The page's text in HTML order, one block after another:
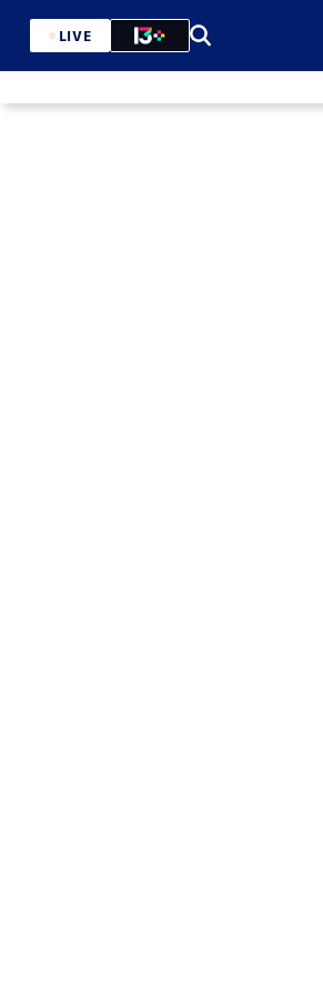
LIVE